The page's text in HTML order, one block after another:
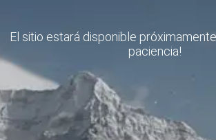
El sitio estará disponible próximamente.
paciencia!